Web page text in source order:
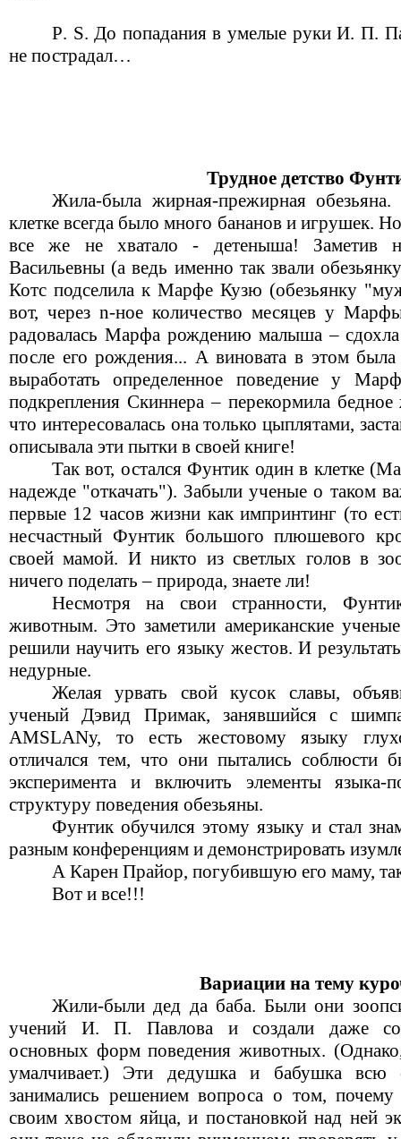
P. S. До попадания в умелые руки И. П.
не пострадал…
Трудное детство
Жила-была жирная-прежирная
клетке всегда было много бананов и игрушек.
все же не хватало - детеныша! Заметив
Васильевны (а ведь именно так звали
Котс подселила к Марфе Кузю (обезьянку
вот, через n-ное количество месяцев у
радовалась Марфа рождению малыша –
после его рождения... А виновата в этом
выработать определенное поведение у
подкрепления Скиннера – перекормила
что интересовалась она только цыплятами,
описывала эти пытки в своей книге!
Так вот, остался Фунтик один в клетке
надежде "откачать"). Забыли ученые о таком
первые 12 часов жизни как импринтинг (то
несчастный Фунтик большого плюшевого
своей мамой. И никто из светлых голов в
ничего поделать – природа, знаете ли!
Несмотря на свои странности,
животным. Это заметили американские
решили научить его языку жестов. И
недурные.
Желая урвать свой кусок славы,
ученый Дэвид Примак, занявшийся с
AMSLANу, то есть жестовому языку
отличался тем, что они пытались соблюсти
эксперимента и включить элементы языка-
структуру поведения обезьяны.
Фунтик обучился этому языку и стал
разным конференциям и демонстрировать
А Карен Прайор, погубившую его маму,
Вот и все!!!
Вариации на тему
Жили-были дед да баба. Были они
учений И. П. Павлова и создали даже
основных форм поведения животных.
умалчивает.) Эти дедушка и бабушка всю
занимались решением вопроса о том,
своим хвостом яйца, и постановкой над ней